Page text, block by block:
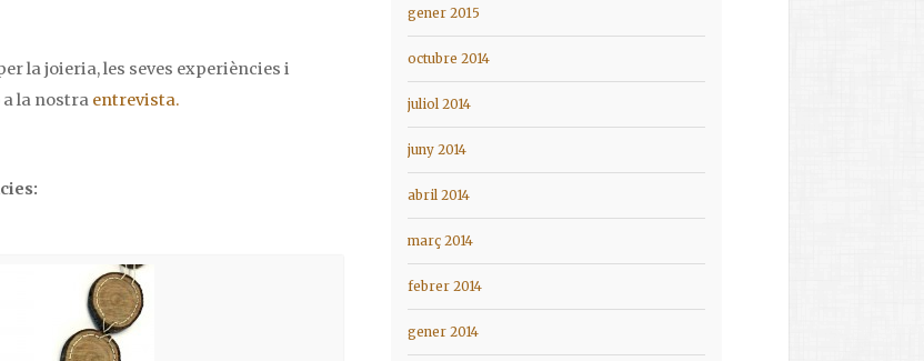
la joieria, les seves experiències i
a la nostra entrevista.
gener 2015
octubre 2014
juliol 2014
juny 2014
abril 2014
març 2014
febrer 2014
gener 2014